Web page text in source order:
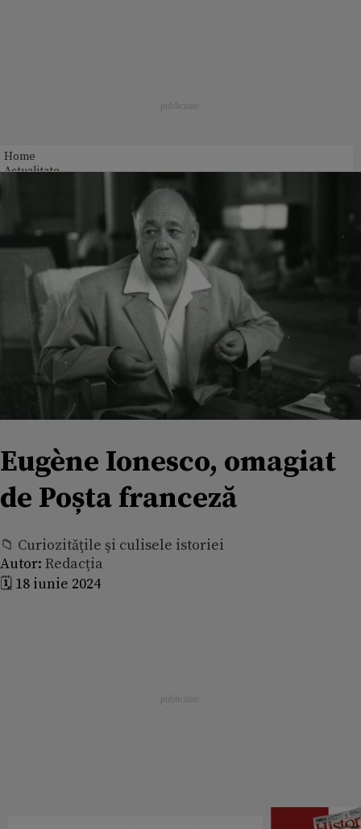
Home
Actualitate
Eugène Ionesco, omagiat
de Poșta franceză
📁 Curiozităţile şi culisele istoriei
Autor: Redacția
🗓️ 18 iunie 2024